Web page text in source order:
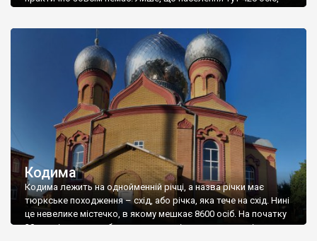
Відразу постає багато запитань – чому до 1945 року село
називалося Рацулово, і чому його перейменували?
Перейменовували совєти назви іншомовного […]
Кодима
Кодима лежить на однойменній річці, а назва річки має
тюркське походження – схід, або річка, яка тече на схід. Нині
це невелике містечко, в якому мешкає 8600 осіб. На початку
20 століття це теж було невелике містечко, менше ніж зараз